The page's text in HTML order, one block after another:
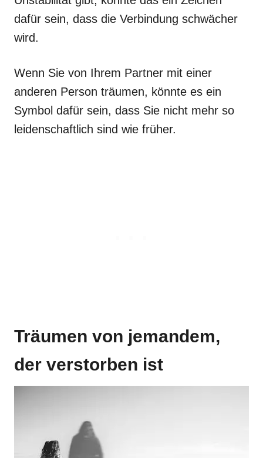
dafür sein, dass die Verbindung schwächer
wird.
Wenn Sie von Ihrem Partner mit einer
anderen Person träumen, könnte es ein
Symbol dafür sein, dass Sie nicht mehr so
leidenschaftlich sind wie früher.
Träumen von jemandem,
der verstorben ist